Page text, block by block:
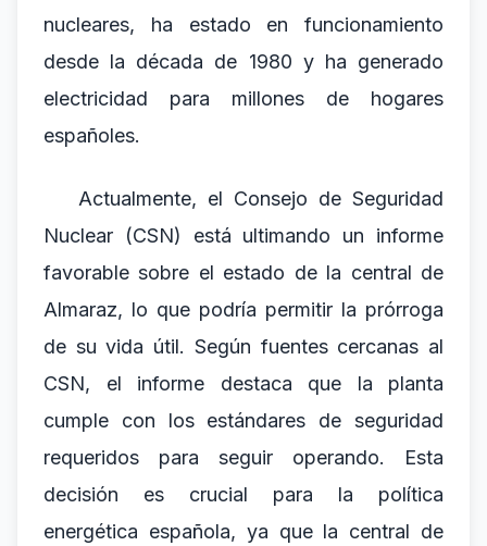
nucleares, ha estado en funcionamiento
desde la década de 1980 y ha generado
electricidad para millones de hogares
españoles.
Actualmente, el Consejo de Seguridad
Nuclear (CSN) está ultimando un informe
favorable sobre el estado de la central de
Almaraz, lo que podría permitir la prórroga
de su vida útil. Según fuentes cercanas al
CSN, el informe destaca que la planta
cumple con los estándares de seguridad
requeridos para seguir operando. Esta
decisión es crucial para la política
energética española, ya que la central de